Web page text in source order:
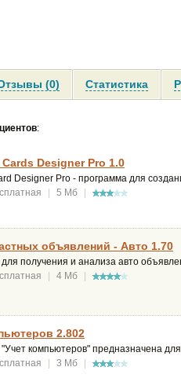
(0) Статистика
:
Designer Pro 1.0
Designer Pro - программа для
| 5 Мб |
объявлений - Авто 1.70
получения и анализа авто
| 4 Мб |
2.802
компьютеров" предназначена
| 3 Мб |